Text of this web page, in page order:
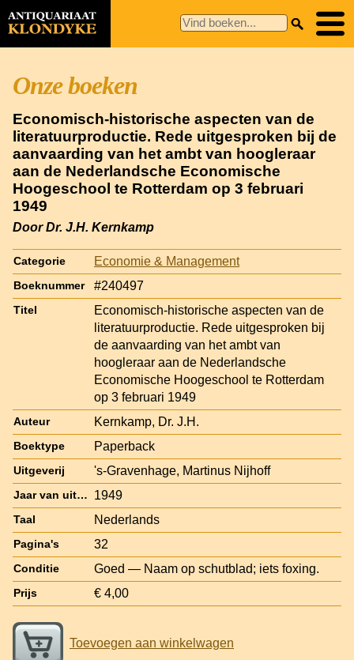
Onze boeken
Economisch-historische aspecten van de
literatuurproductie. Rede uitgesproken bij de
aanvaarding van het ambt van hoogleraar
aan de Nederlandsche Economische
Hoogeschool te Rotterdam op 3 februari
1949
Door Dr. J.H. Kernkamp
Categorie Economie & Management
Boeknummer #240497
Titel
Economisch-historische aspecten van de
literatuurproductie. Rede uitgesproken bij
de aanvaarding van het ambt van
hoogleraar aan de Nederlandsche
Economische Hoogeschool te Rotterdam
op 3 februari 1949
Auteur Kernkamp, Dr. J.H.
Boektype Paperback
Uitgeverij 's-Gravenhage, Martinus Nijhoff
Jaar van uitgave 1949
Taal Nederlands
Pagina's 32
Conditie Goed — Naam op schutblad; iets foxing.
Prijs € 4,00
Toevoegen aan winkelwagen